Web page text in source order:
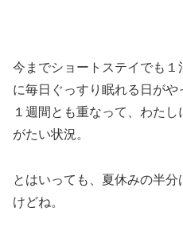
今までショートステイでも
に毎日ぐっすり眠れる日が
１週間とも重なって、わた
がたい状況。
とはいっても、夏休みの半
けどね。